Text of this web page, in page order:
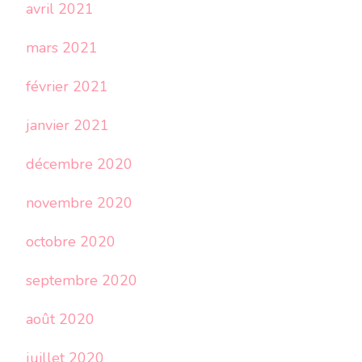
avril 2021
mars 2021
février 2021
janvier 2021
décembre 2020
novembre 2020
octobre 2020
septembre 2020
août 2020
juillet 2020